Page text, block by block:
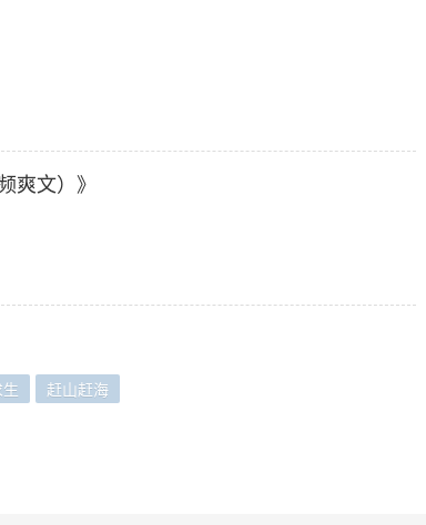
爽文）》
赶山赶海